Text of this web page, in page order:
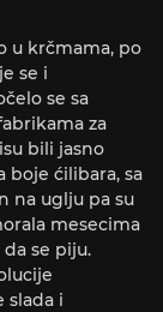
u krčmama, po
se i
se sa
za
bili jasno
boje ćilibara, sa
na uglju pa su
mesecima
se piju.
slada i